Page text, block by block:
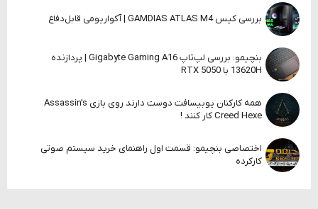
بررسی کیس GAMDIAS ATLAS M4 | آکواریومی قابل‌دفاع
بنچیمو: بررسی لپ‌تاپ Gigabyte Gaming A16 | پردازنده
13620H با RTX 5050
همه کارکنان یوبیسافت دوست دارند روی بازی Assassin’s
Creed Hexe کار کنند !
اختصاصی بنچیمو: قسمت اول راهنمای خرید سیستم صوتی
کارکرده